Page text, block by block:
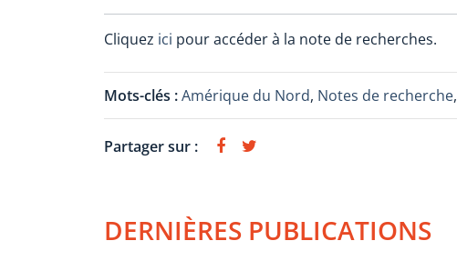
Cliquez ici pour accéder à la note de recherches.
Mots-clés :Amérique du Nord, Notes de recherche,
Partager sur :
DERNIÈRES PUBLICATIONS